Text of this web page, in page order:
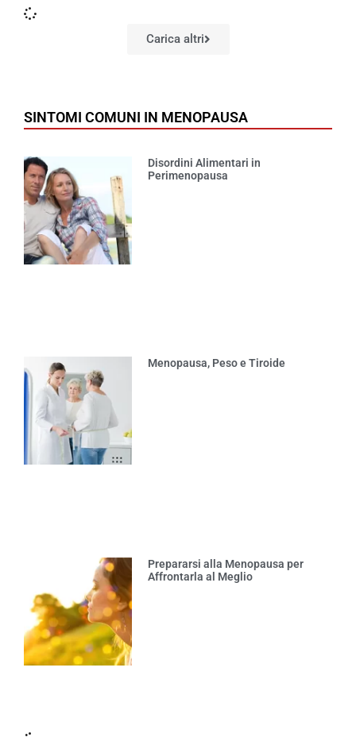
Carica altri
SINTOMI COMUNI IN MENOPAUSA
Disordini Alimentari in
Perimenopausa
Menopausa, Peso e Tiroide
Prepararsi alla Menopausa per
Affrontarla al Meglio